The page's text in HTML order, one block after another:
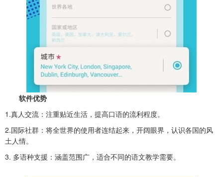
软件优势
1.真人交流：注重贴近生活，提高口语的流利程度。
2.国际社群：将全世界的使用者连结起来，开阔眼界，认识各国的风
土人情。
3. 多语种支援：涵盖范围广，适合不同的语文教学需要。